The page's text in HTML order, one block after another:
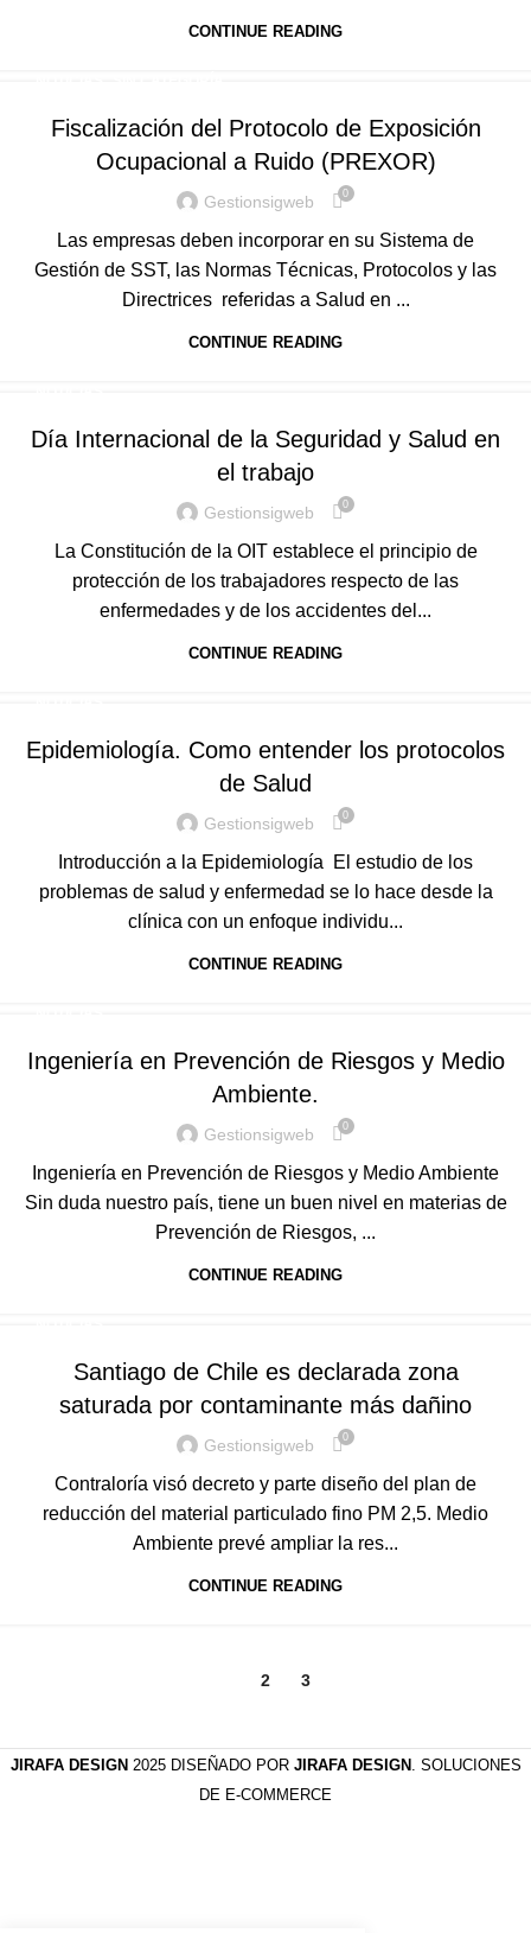
CONTINUE READING
Fiscalización del Protocolo de Exposición
Ocupacional a Ruido (PREXOR)
Gestionsigweb 0
Las empresas deben incorporar en su Sistema de
Gestión de SST, las Normas Técnicas, Protocolos y las
Directrices referidas a Salud en ...
CONTINUE READING
Día Internacional de la Seguridad y Salud en
el trabajo
Gestionsigweb 0
La Constitución de la OIT establece el principio de
protección de los trabajadores respecto de las
enfermedades y de los accidentes del...
CONTINUE READING
Epidemiología. Como entender los protocolos
de Salud
Gestionsigweb 0
Introducción a la Epidemiología El estudio de los
problemas de salud y enfermedad se lo hace desde la
clínica con un enfoque individu...
CONTINUE READING
Ingeniería en Prevención de Riesgos y Medio
Ambiente.
Gestionsigweb 0
Ingeniería en Prevención de Riesgos y Medio Ambiente
Sin duda nuestro país, tiene un buen nivel en materias de
Prevención de Riesgos, ...
CONTINUE READING
Santiago de Chile es declarada zona
saturada por contaminante más dañino
Gestionsigweb 0
Contraloría visó decreto y parte diseño del plan de
reducción del material particulado fino PM 2,5. Medio
Ambiente prevé ampliar la res...
CONTINUE READING
2 3
JIRAFA DESIGN 2025 DISEÑADO POR JIRAFA DESIGN . SOLUCIONES
DE E-COMMERCE